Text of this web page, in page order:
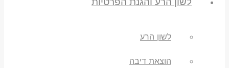
לשון הרע והגנת הפרטיות
לשון הרע
הוצאת דיבה